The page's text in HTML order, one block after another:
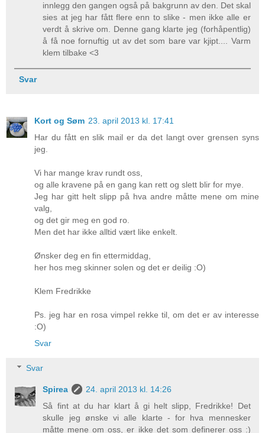
innlegg den gangen også på bakgrunn av den. Det skal
sies at jeg har fått flere enn to slike - men ikke alle er
verdt å skrive om. Denne gang klarte jeg (forhåpentlig)
å få noe fornuftig ut av det som bare var kjipt.... Varm
klem tilbake <3
Svar
Kort og Søm 23. april 2013 kl. 17:41
Har du fått en slik mail er da det langt over grensen syns
jeg.
Vi har mange krav rundt oss,
og alle kravene på en gang kan rett og slett blir for mye.
Jeg har gitt helt slipp på hva andre måtte mene om mine
valg,
og det gir meg en god ro.
Men det har ikke alltid vært like enkelt.
Ønsker deg en fin ettermiddag,
her hos meg skinner solen og det er deilig :O)
Klem Fredrikke
Ps. jeg har en rosa vimpel rekke til, om det er av interesse
:O)
Svar
Svar
Spirea
24. april 2013 kl. 14:26
Så fint at du har klart å gi helt slipp, Fredrikke! Det
skulle jeg ønske vi alle klarte - for hva mennesker
måtte mene om oss, er ikke det som definerer oss :)